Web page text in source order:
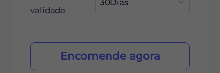
validade
Encomende agora